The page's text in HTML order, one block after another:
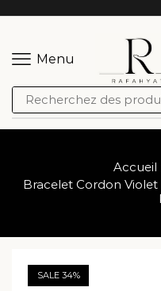
Menu
Accueil
Bracelet Cordon
SALE 34%